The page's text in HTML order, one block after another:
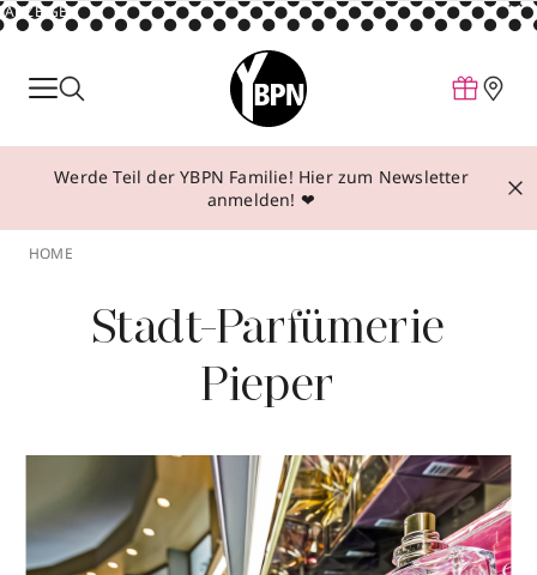
ANZEIGE
Parfum
Make-up
Behandlungen
Über YBPN
Werde Teil der YBPN Familie! Hier zum Newsletter
anmelden! ❤
HOME
Stadt-Parfümerie
Pieper